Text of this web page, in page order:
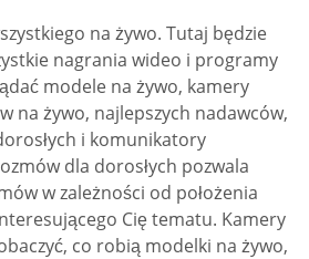
na żywo. Tutaj będzie
nagrania wideo i programy
modele na żywo, kamery
na żywo, najlepszych nadawców,
i komunikatory
dla dorosłych pozwala
w zależności od położenia
Cię tematu. Kamery
co robią modelki na żywo,